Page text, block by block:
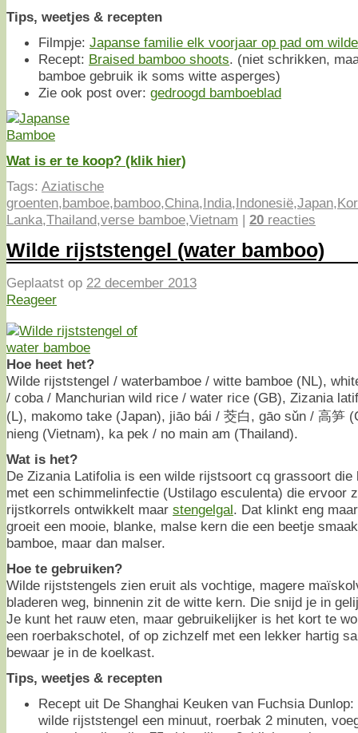
Tips, weetjes & recepten
Filmpje: Japanse familie elk voorjaar op pad om
Recept: Braised bamboo shoots. (niet schrikken,
bamboe gebruik ik soms witte asperges)
Zie ook post over: gedroogd bamboeblad
Wat is er te koop? (klik hier)
Tags: Aziatische
groenten,bamboe,bamboo,China,India,Indonesië,Japan,
Lanka,Thailand,verse bamboe,Vietnam | 20 reacties
Wilde rijststengel (water bamboo)
Geplaatst op 22 december 2013
Reageer
Hoe heet het?
Wilde rijststengel / waterbamboe / witte bamboe (NL),
/ coba / Manchurian wild rice / water rice (GB), Zizania
(L), makomo take (Japan), jiāo bái / 茭白, gāo sǔn / 高笋
nieng (Vietnam), ka pek / no main am (Thailand).
Wat is het?
De Zizania Latifolia is een wilde rijstsoort cq grassoort die
met een schimmelinfectie (Ustilago esculenta) die ervoor
rijstkorrels ontwikkelt maar stengelgal. Dat klinkt eng
groeit een mooie, blanke, malse kern die een beetje
bamboe, maar dan malser.
Hoe te gebruiken?
Wilde rijststengels zien eruit als vochtige, magere
bladeren weg, binnenin zit de witte kern. Die snijd je in
Je kunt het rauw eten, maar gebruikelijker is het kort te
een roerbakschotel, of op zichzelf met een lekker hartig
bewaar je in de koelkast.
Tips, weetjes & recepten
Recept uit De Shanghai Keuken van Fuchsia
wilde rijststengel een minuut, roerbak 2 minuten,